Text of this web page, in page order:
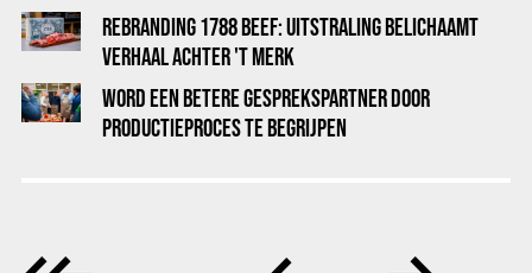
REBRANDING 1788 BEEF: UITSTRALING BELICHAAMT
VERHAAL ACHTER 'T MERK
WORD EEN BETERE GESPREKSPARTNER DOOR
PRODUCTIEPROCES TE BEGRIJPEN